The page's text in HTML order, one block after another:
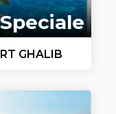
GHALIB